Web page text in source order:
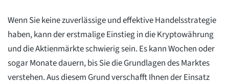
Wenn Sie keine zuverlässige und effektive Handelsstrategie
haben, kann der erstmalige Einstieg in die Kryptowährung
und die Aktienmärkte schwierig sein. Es kann Wochen oder
sogar Monate dauern, bis Sie die Grundlagen des Marktes
verstehen. Aus diesem Grund verschafft Ihnen der Einsatz